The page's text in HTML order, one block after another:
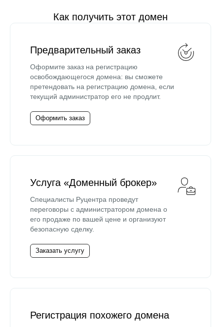
Как получить этот домен
Предварительный заказ
Оформите заказ на регистрацию
освобождающегося домена: вы сможете
претендовать на регистрацию домена, если
текущий администратор его не продлит.
Оформить заказ
Услуга «Доменный брокер»
Специалисты Руцентра проведут
переговоры с администратором домена о
его продаже по вашей цене и организуют
безопасную сделку.
Заказать услугу
Регистрация похожего домена